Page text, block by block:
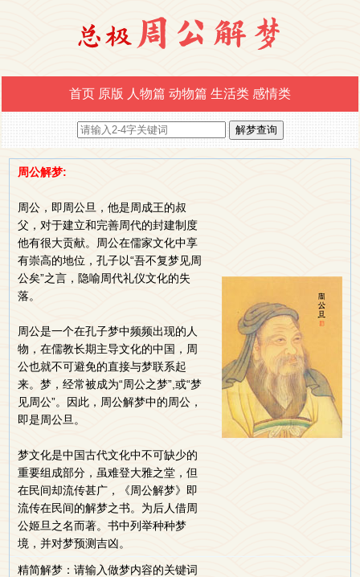
首页 原版 人物篇 动物篇 生活类 感情类
周公解梦:
周公，即周公旦，他是周成王的叔
父，对于建立和完善周代的封建制度
他有很大贡献。周公在儒家文化中享
有崇高的地位，孔子以“吾不复梦见周
公矣”之言，隐喻周代礼仪文化的失
落。
周公是一个在孔子梦中频频出现的人
物，在儒教长期主导文化的中国，周
公也就不可避免的直接与梦联系起
来。梦，经常被成为“周公之梦”,或“梦
见周公”。因此，周公解梦中的周公，
即是周公旦。
梦文化是中国古代文化中不可缺少的
重要组成部分，虽难登大雅之堂，但
在民间却流传甚广，《周公解梦》即
流传在民间的解梦之书。为后人借周
公姬旦之名而著。书中列举种种梦
境，并对梦预测吉凶。
精简解梦：请输入做梦内容的关键词